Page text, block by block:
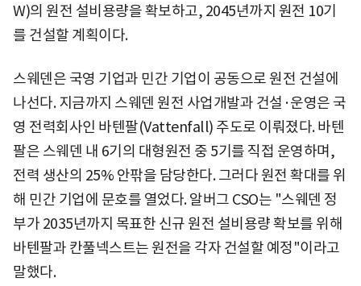
W)의 원전 설비용량을 확보하고, 2045년까지 원전 10기
를 건설할 계획이다.
스웨덴은 국영 기업과 민간 기업이 공동으로 원전 건설에
나선다. 지금까지 스웨덴 원전 사업개발과 건설·운영은 국
영 전력회사인 바텐팔(Vattenfall) 주도로 이뤄졌다. 바텐
팔은 스웨덴 내 6기의 대형원전 중 5기를 직접 운영하며,
전력 생산의 25% 안팎을 담당한다. 그러다 원전 확대를 위
해 민간 기업에 문호를 열었다. 알버그 CSO는 "스웨덴 정
부가 2035년까지 목표한 신규 원전 설비용량 확보를 위해
바텐팔과 칸풀넥스트는 원전을 각자 건설할 예정"이라고
말했다.